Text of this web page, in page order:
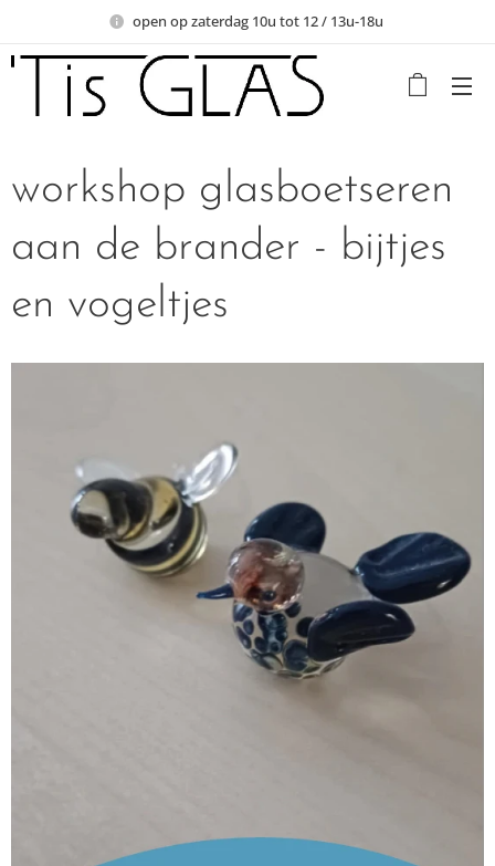
open op zaterdag 10u tot 12 / 13u-18u
workshop glasboetseren
aan de brander - bijtjes
en vogeltjes